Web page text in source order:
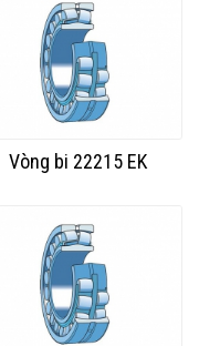
Vòng bi 22215 EK